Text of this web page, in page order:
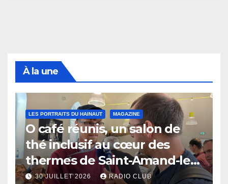
À la une
LES PORTRAITS DU HAINAUT MAGAZINE
O café réunis, un salon de
thé inclusif au cœur des
thermes de Saint-Amand-les-
Eaux
30 JUILLET 2026 RADIO CLUB